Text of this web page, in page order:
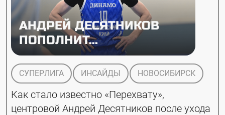
АНДРЕЙ ДЕСЯТНИКОВ
ПОПОЛНИТ...
СУПЕРЛИГА ИНСАЙДЫ НОВОСИБИРСК
Как стало известно «Перехвату»,
центровой Андрей Десятников после ухода